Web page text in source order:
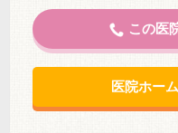
この医
医院ホー